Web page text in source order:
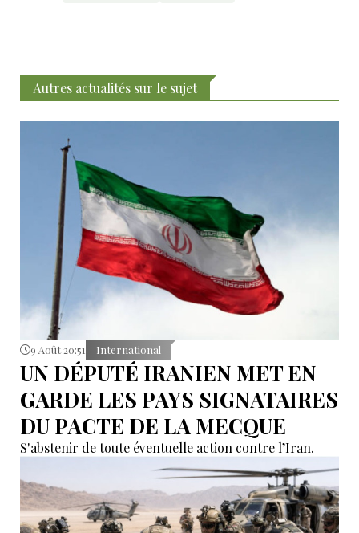
Autres actualités sur le sujet
9 Août 20:51 International
UN DÉPUTÉ IRANIEN MET EN
GARDE LES PAYS SIGNATAIRES
DU PACTE DE LA MECQUE
S'abstenir de toute éventuelle action contre l’Iran.